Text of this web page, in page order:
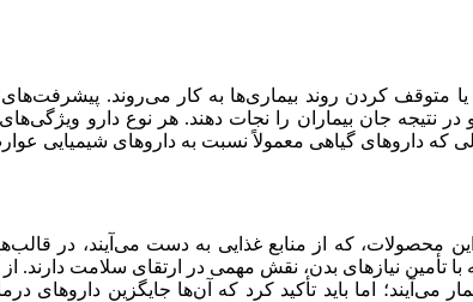
متوقف کردن روند بیماری‌ها به کار می‌روند.
نتیجه جان بیماران را نجات دهند. هر نوع دارو
گیاهی معمولاً نسبت به داروهای شیمیایی
که از منابع غذایی به دست می‌آیند، در
نیازهای بدن، نقش مهمی در ارتقای سلامت دارند. از
اما باید تأکید کرد که آن‌ها جایگزین داروهای